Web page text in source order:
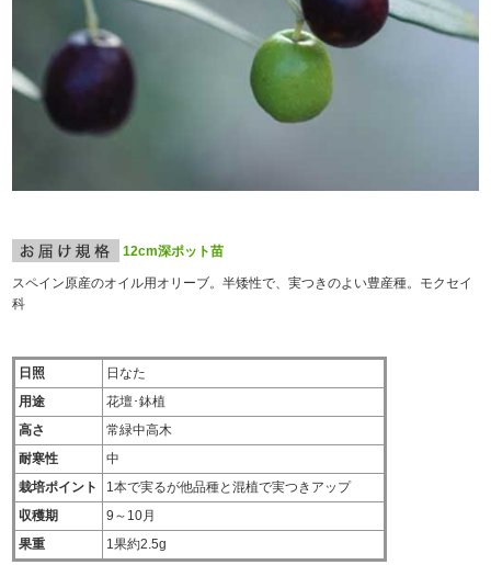
12cm深ポット苗
スペイン原産のオイル用オリーブ。半矮性で、実つきのよい豊産種。モクセイ
科
日照
日なた
用途
花壇･鉢植
高さ
常緑中高木
耐寒性
中
栽培ポイント
1本で実るが他品種と混植で実つきアップ
収穫期
9～10月
果重
1果約2.5g